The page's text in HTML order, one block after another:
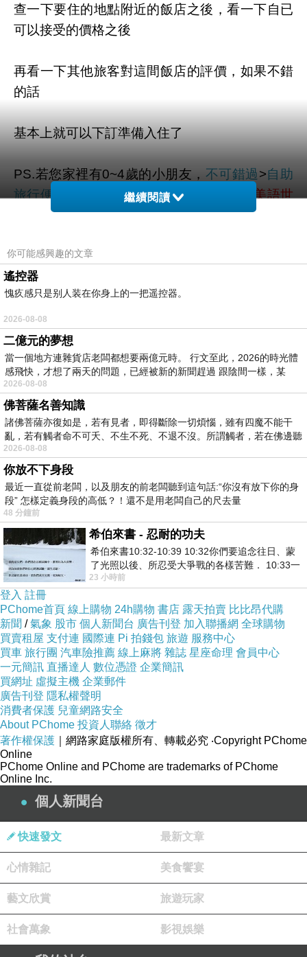
查一下要住的地點附近的飯店之後，看一下自已
可以接受的價格之後
再看一下其他旅客對這間飯店的評價，如果不錯
的話
基本上就可以下訂準備入住了
PS.若您家裡有0~4歲的小朋友， 不可錯過>自助
旅行便宜地點
點我進入索取免費《迪士尼美語世
界試用包》
限量特優價格按鈕
訂房
繼續閱讀
你可能感興趣的文章
遙控器
愧疚感只是别人装在你身上的一把遥控器。
2026-08-08
二億元的夢想
當一個地方連雜貨店老闆都想要兩億元時。 行文至此，2026的時光體
感飛快，才想了兩天的問題，已經被新的新聞趕過 跟陰間一樣，某
2026-08-08
佛菩薩名善知識
諸佛菩薩亦復如是，若有見者，即得斷除一切煩惱，雖有四魔不能干
亂，若有觸者命不可夭、不生不死、不退不沒。所謂觸者，若在佛邊聽
受
2026-08-08
你放不下身段
最近一直從前老闆，以及朋友的前老闆聽到這句話:“你沒有放下你的身
段” 怎樣定義身段的高低？！還不是用老闆自己的尺去量
48 分鐘前
希伯來書 - 忍耐的功夫
希伯來書10:32-10:39 10:32你們要追念往日、蒙
了光照以後、所忍受大爭戰的各樣苦難． 10:33一
面被毀謗、遭患難、成了戲景、叫眾人
23 小時前
登入 註冊
PChome首頁 線上購物 24h購物 書店 露天拍賣 比比昂代購
新聞 /氣象 股市 個人新聞台 廣告刊登 加入聯播網 全球購物
買賣租屋 支付連 國際連 Pi 拍錢包 旅遊 服務中心
買車 旅行團 汽車險推薦 線上麻將 雜誌 星座命理 會員中心
一元簡訊 直播達人 數位憑證 企業簡訊
買網址 虛擬主機 企業郵件
廣告刊登 隱私權聲明
消費者保護 兒童網路安全
About PChome 投資人聯絡 徵才
著作權保護 ｜網路家庭版權所有、轉載必究 ‧Copyright PChome
Online
PChome Online and PChome are trademarks of PChome
Online Inc.
個人新聞台
快速發文 最新文章
心情雜記 美食饗宴
藝文欣賞 旅遊玩家
社會萬象 影視娛樂